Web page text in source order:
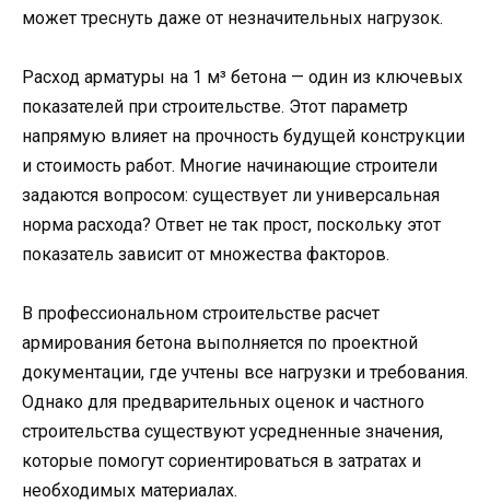
может треснуть даже от незначительных нагрузок.
Расход арматуры на 1 м³ бетона — один из ключевых
показателей при строительстве. Этот параметр
напрямую влияет на прочность будущей конструкции
и стоимость работ. Многие начинающие строители
задаются вопросом: существует ли универсальная
норма расхода? Ответ не так прост, поскольку этот
показатель зависит от множества факторов.
В профессиональном строительстве расчет
армирования бетона выполняется по проектной
документации, где учтены все нагрузки и требования.
Однако для предварительных оценок и частного
строительства существуют усредненные значения,
которые помогут сориентироваться в затратах и
необходимых материалах.